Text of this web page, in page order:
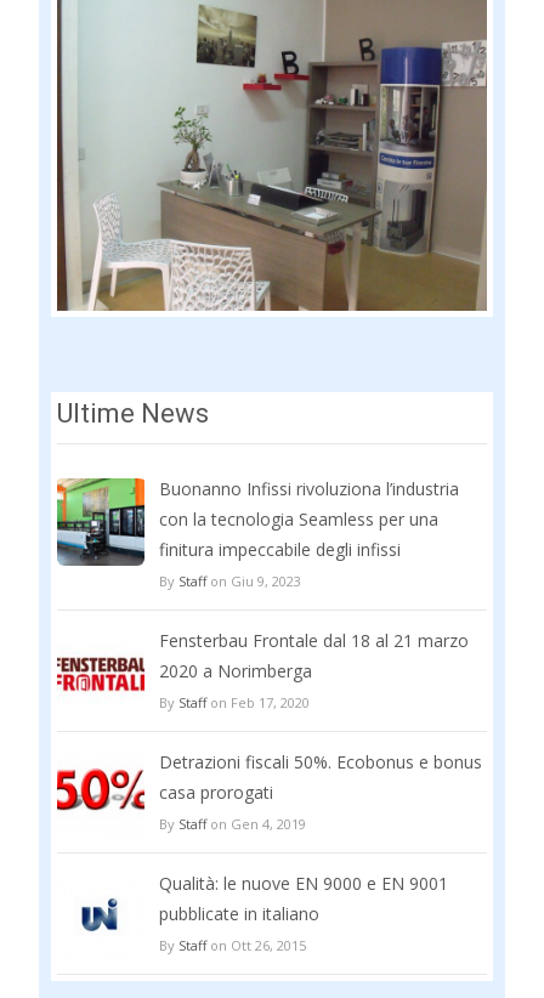
Ultime News
Buonanno Infissi rivoluziona l’industria
con la tecnologia Seamless per una
finitura impeccabile degli infissi
By Staffon Giu 9, 2023
Fensterbau Frontale dal 18 al 21 marzo
2020 a Norimberga
By Staffon Feb 17, 2020
Detrazioni fiscali 50%. Ecobonus e bonus
casa prorogati
By Staffon Gen 4, 2019
Qualità: le nuove EN 9000 e EN 9001
pubblicate in italiano
By Staffon Ott 26, 2015